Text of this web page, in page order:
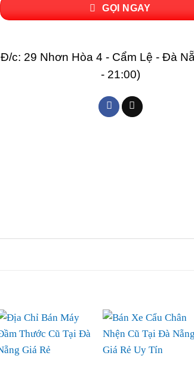
GỌI NGAY
Đ/c: 29 Nhơn Hòa 4 - Cẩm Lệ - Đà
- 21:00)